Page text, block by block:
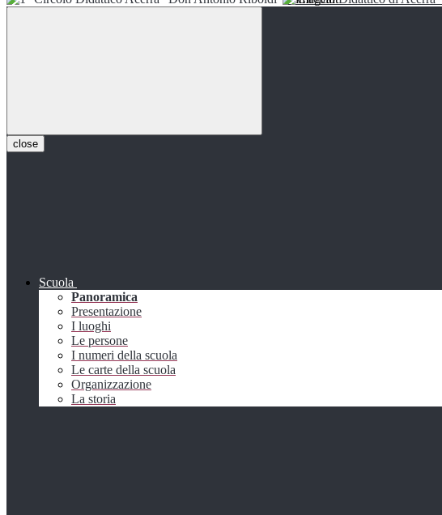
close
Scuola
Panoramica
Presentazione
I luoghi
Le persone
I numeri della scuola
Le carte della scuola
Organizzazione
La storia